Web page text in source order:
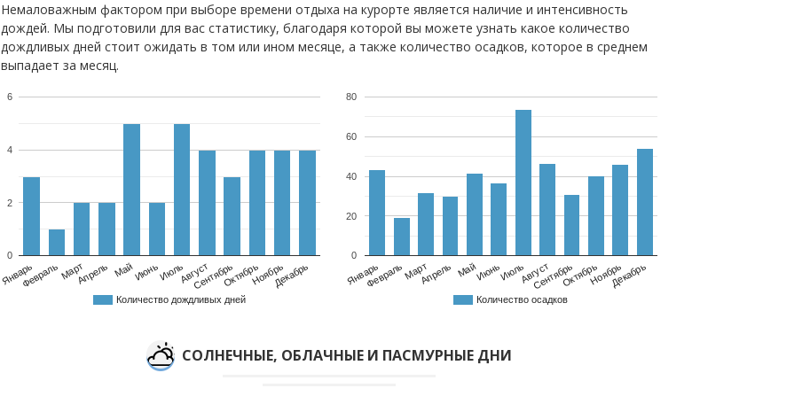
Немаловажным фактором при выборе времени отдыха на курорте является наличие и интенсивность
дождей. Мы подготовили для вас статистику, благодаря которой вы можете узнать какое количество
дождливых дней стоит ожидать в том или ином месяце, а также количество осадков, которое в среднем
выпадает за месяц.
Количество дождливых дней
ЯнварьФевральМартАпрель МайИюньИюльАвгуст
СентябрьОктябрьНоябрьДекабрь
0
2
4
6
Количество осадков
ЯнварьФевральМартАпрель МайИюньИюльАвгуст
СентябрьОктябрьНоябрьДекабрь
0
20
40
60
80
CОЛНЕЧНЫЕ, ОБЛАЧНЫЕ И ПАСМУРНЫЕ ДНИ